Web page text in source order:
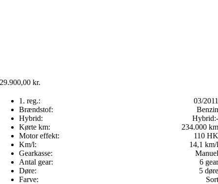
29.900,00kr.
1. reg.:
03/2011
Brændstof:
Benzin
Hybrid:
Hybrid:-
Kørte km:
234.000 km
Motor effekt:
110 HK
Km/l:
14,1 km/l
Gearkasse:
Manuel
Antal gear:
6 gear
Døre:
5 døre
Farve:
Sort